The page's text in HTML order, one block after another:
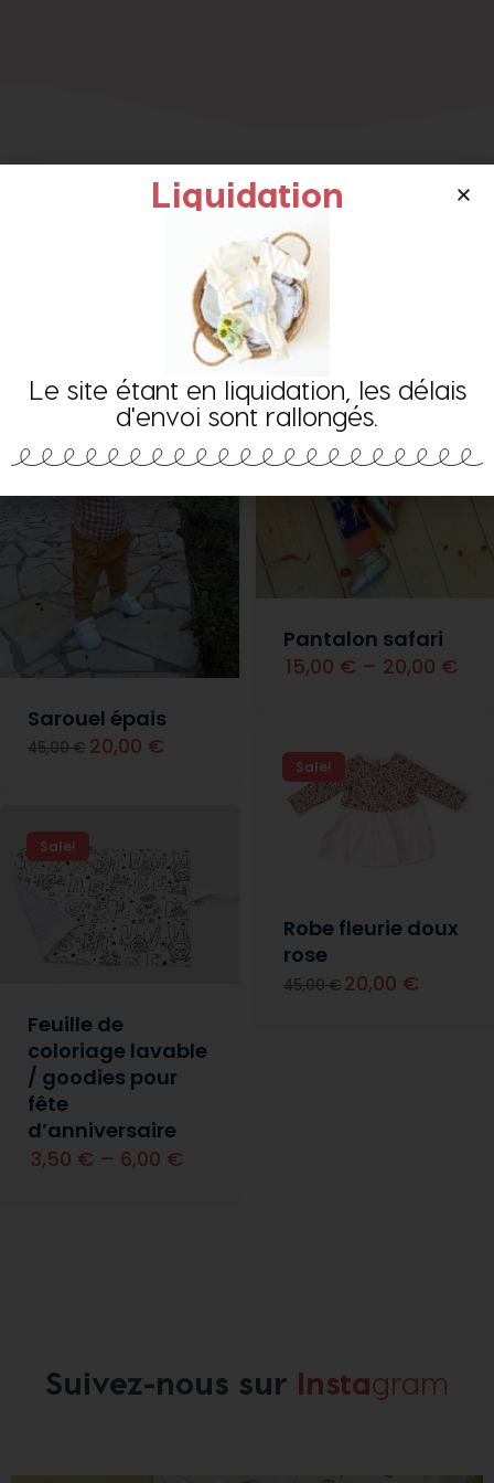
Les clients ont aussi aimé ces
Sale!
Sarouel épais
45,00 € 20,00 €
Sale!
Pantalon safari
15,00 € – 20,00 €
Sale!
Robe fleurie doux
rose
45,00 € 20,00 €
Sale!
Feuille de
coloriage lavable
/ goodies pour
fête
d’anniversaire
3,50 € – 6,00 €
Suivez-nous sur Instagram
Liquidation
Le site étant en liquidation, les délais
d'envoi sont rallongés.